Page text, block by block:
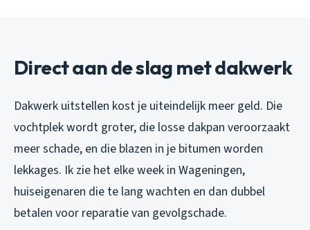
Direct aan de slag met dakwerk
Dakwerk uitstellen kost je uiteindelijk meer geld. Die
vochtplek wordt groter, die losse dakpan veroorzaakt
meer schade, en die blazen in je bitumen worden
lekkages. Ik zie het elke week in Wageningen,
huiseigenaren die te lang wachten en dan dubbel
betalen voor reparatie van gevolgschade.